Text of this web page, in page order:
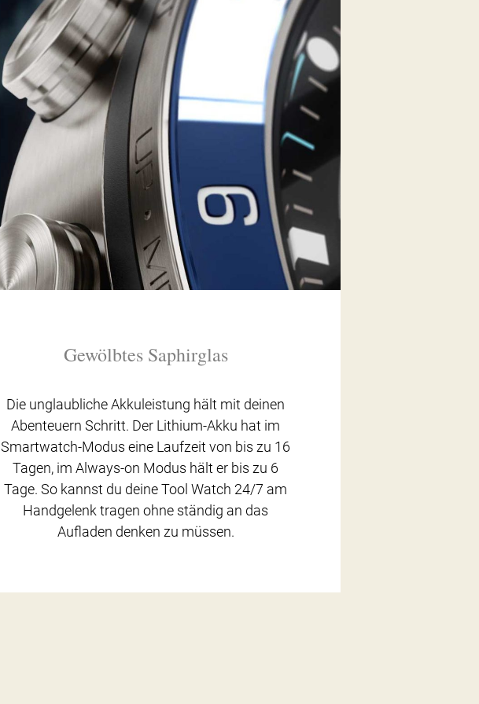
Gewölbtes Saphirglas
Die unglaubliche Akkuleistung hält mit deinen
Abenteuern Schritt. Der Lithium-Akku hat im
Smartwatch-Modus eine Laufzeit von bis zu 16
Tagen, im Always-on Modus hält er bis zu 6
Tage. So kannst du deine Tool Watch 24/7 am
Handgelenk tragen ohne ständig an das
Aufladen denken zu müssen.